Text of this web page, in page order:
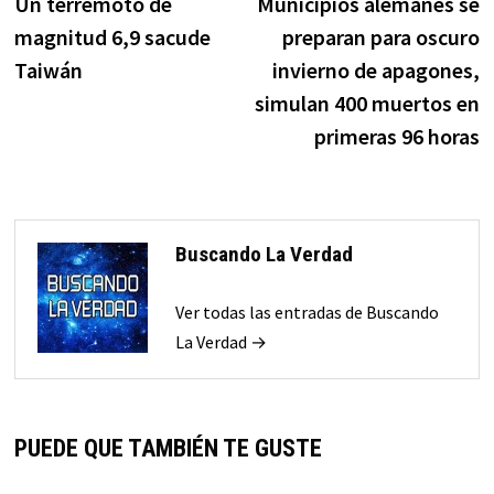
de
entradas
magnitud 6,9 sacude
Taiwán
preparan para oscuro
invierno de apagones,
simulan 400 muertos en
primeras 96 horas
Buscando La Verdad
Ver todas las entradas de Buscando
La Verdad →
PUEDE QUE TAMBIÉN TE GUSTE